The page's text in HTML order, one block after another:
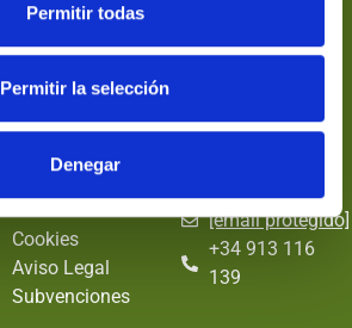
Permitir todas
Permitir la selección
Denegar
Información
Condiciones de
Uso
Envíos y
Devoluciones
Política de
Cookies
Aviso Legal
Subvenciones
Dónde
EStamos
Panticosa, 5
[email protegido]
+34 913 116
139